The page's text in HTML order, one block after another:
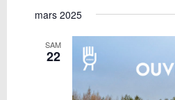
mars 2025
SAM
22